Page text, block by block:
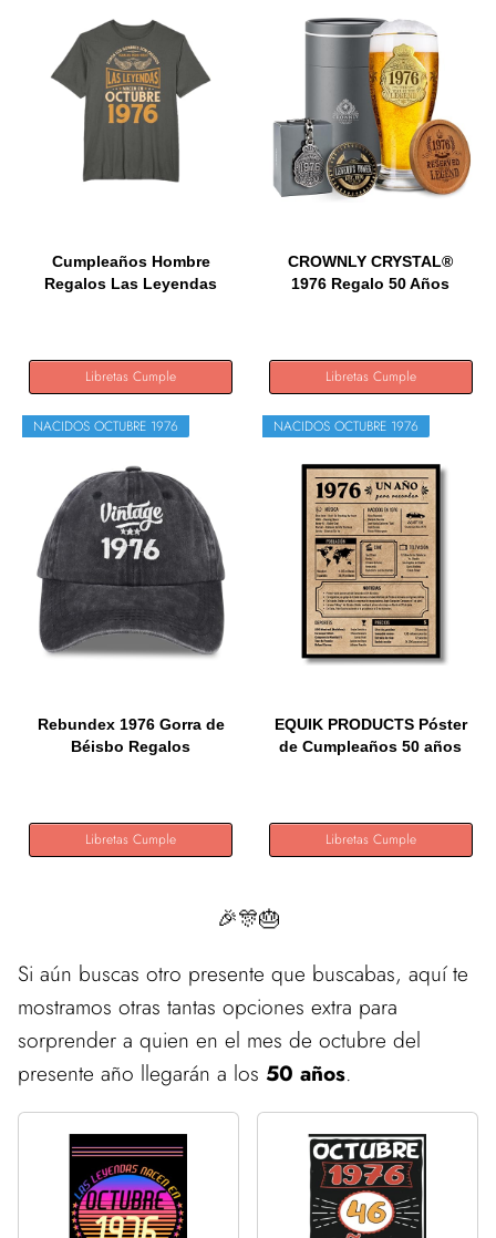
Cumpleaños Hombre
Regalos Las Leyendas
Libretas Cumple
CROWNLY CRYSTAL®
1976 Regalo 50 Años
Libretas Cumple
NACIDOS OCTUBRE 1976
Rebundex 1976 Gorra de
Béisbo Regalos
Libretas Cumple
NACIDOS OCTUBRE 1976
EQUIK PRODUCTS Póster
de Cumpleaños 50 años
Libretas Cumple
🎉🎊🎂
Si aún buscas otro presente que buscabas, aquí te
mostramos otras tantas opciones extra para
sorprender a quien en el mes de octubre del
presente año llegarán a los 50 años.